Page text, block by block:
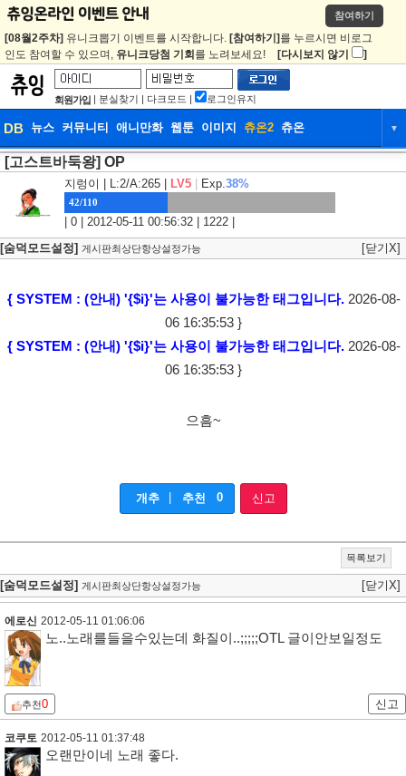
참여하기
[08월2주차] 유니크뽑기 이벤트를 시작합니다. [참여하기] 를 누르시면 비로그
인도 참여할 수 있으며, 유니크당첨 기회 를 노려보세요! [다시보지 않기 ]
회원가입 | 분실찾기 | 다크모드 | 로그인유지
DB 뉴스 커뮤니티 애니만화 웹툰 이미지 츄온2 츄온 ▼
DB
웹툰 이미지 츄온2
[고스트바둑왕] OP
지렁이 | L:2/A:265 | LV5 Exp.38%
42/110
| 0 | 2012-05-11 00:56:32 | 1222 |
[숨덕모드설정] 게시판최상단항상설정가능 [닫기X]
{ SYSTEM : (안내) '{$i}'는 사용이 불가능한 태그입니다.2026-08-
06 16:35:53 }
{ SYSTEM : (안내) '{$i}'는 사용이 불가능한 태그입니다.2026-08-
06 16:35:53 }
으흠~
개추 추천 0 신고
목록보기
[숨덕모드설정] 게시판최상단항상설정가능 [닫기X]
에로신 2012-05-11 01:06:06
노..노래를들을수있는데 화질이..;;;;;OTL 글이안보일정도
추천0 신고
코쿠토 2012-05-11 01:37:48
오랜만이네 노래 좋다.